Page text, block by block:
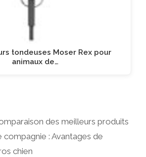
tondeuses Moser Rex pour
animaux de…
des meilleurs produits
compagnie : Avantages de
chien